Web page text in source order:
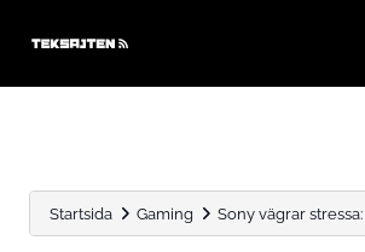
Startsida Gaming Sony vägrar